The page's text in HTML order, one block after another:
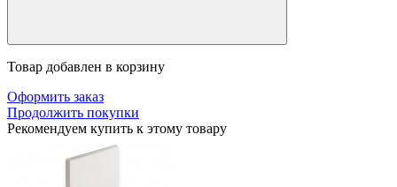
Товар добавлен в корзину
Оформить заказ
Продолжить покупки
Рекомендуем купить к этому товару